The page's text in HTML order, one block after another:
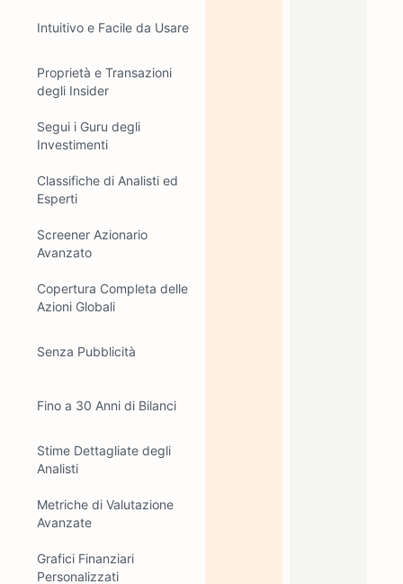
Intuitivo e Facile da Usare
Proprietà e Transazioni
degli Insider
Segui i Guru degli
Investimenti
Classifiche di Analisti ed
Esperti
Screener Azionario
Avanzato
Copertura Completa delle
Azioni Globali
Senza Pubblicità
Fino a 30 Anni di Bilanci
Stime Dettagliate degli
Analisti
Metriche di Valutazione
Avanzate
Grafici Finanziari
Personalizzati